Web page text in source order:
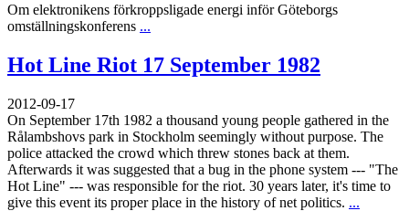
Om elektronikens förkroppsligade energi inför Göteborgs
omställningskonferens ...
Hot Line Riot 17 September 1982
2012-09-17
On September 17th 1982 a thousand young people gathered in the
Rålambshovs park in Stockholm seemingly without purpose. The
police attacked the crowd which threw stones back at them.
Afterwards it was suggested that a bug in the phone system --- "The
Hot Line" --- was responsible for the riot. 30 years later, it's time to
give this event its proper place in the history of net politics. ...